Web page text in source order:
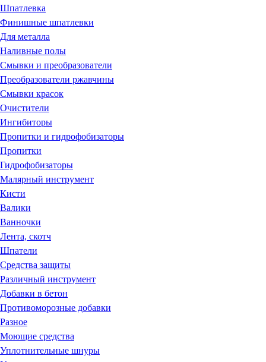
Шпатлевка
Финишные шпатлевки
Для металла
Наливные полы
Смывки и преобразователи
Преобразователи ржавчины
Смывки красок
Очистители
Ингибиторы
Пропитки и гидрофобизаторы
Пропитки
Гидрофобизаторы
Малярный инструмент
Кисти
Валики
Ванночки
Лента, скотч
Шпатели
Средства защиты
Различный инструмент
Добавки в бетон
Противоморозные добавки
Разное
Моющие средства
Уплотнительные шнуры